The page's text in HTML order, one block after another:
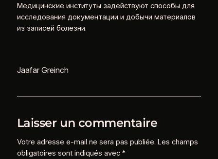
Медицинские институты задействуют способы для
исследования документации и добычи материалов
из записей болезни.
Jaafar Greinch
Laisser un commentaire
Votre adresse e-mail ne sera pas publiée. Les champs
obligatoires sont indiqués avec *